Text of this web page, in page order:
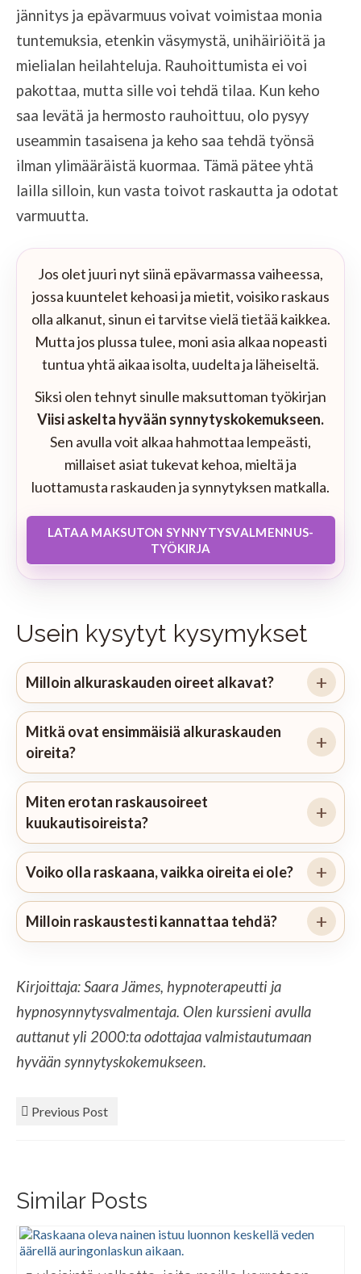
jännitys ja epävarmuus voivat voimistaa monia
tuntemuksia, etenkin väsymystä, unihäiriöitä ja
mielialan heilahteluja. Rauhoittumista ei voi
pakottaa, mutta sille voi tehdä tilaa. Kun keho
saa levätä ja hermosto rauhoittuu, olo pysyy
useammin tasaisena ja keho saa tehdä työnsä
ilman ylimääräistä kuormaa. Tämä pätee yhtä
lailla silloin, kun vasta toivot raskautta ja odotat
varmuutta.
Jos olet juuri nyt siinä epävarmassa vaiheessa,
jossa kuuntelet kehoasi ja mietit, voisiko raskaus
olla alkanut, sinun ei tarvitse vielä tietää kaikkea.
Mutta jos plussa tulee, moni asia alkaa nopeasti
tuntua yhtä aikaa isolta, uudelta ja läheiseltä.
Siksi olen tehnyt sinulle maksuttoman työkirjan
Viisi askelta hyvään synnytyskokemukseen.
Sen avulla voit alkaa hahmottaa lempeästi,
millaiset asiat tukevat kehoa, mieltä ja
luottamusta raskauden ja synnytyksen matkalla.
LATAA MAKSUTON SYNNYTYSVALMENNUS-
TYÖKIRJA
Usein kysytyt kysymykset
Milloin alkuraskauden oireet alkavat?
Mitkä ovat ensimmäisiä alkuraskauden
oireita?
Miten erotan raskausoireet
kuukautisoireista?
Voiko olla raskaana, vaikka oireita ei ole?
Milloin raskaustesti kannattaa tehdä?
Kirjoittaja: Saara Jämes, hypnoterapeutti ja
hypnosynnytysvalmentaja. Olen kurssieni avulla
auttanut yli 2000:ta odottajaa valmistautumaan
hyvään synnytyskokemukseen.
Previous Post
Similar Posts